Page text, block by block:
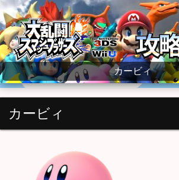
大乱闘スマッシュブラザーズ for WiiU wiki
カービィ
カービィ